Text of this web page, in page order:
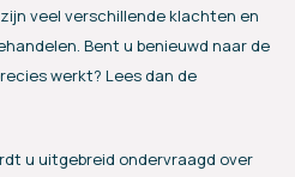
veel verschillende klachten en
Bent u benieuwd naar de
werkt? Lees dan de
u uitgebreid ondervraagd over